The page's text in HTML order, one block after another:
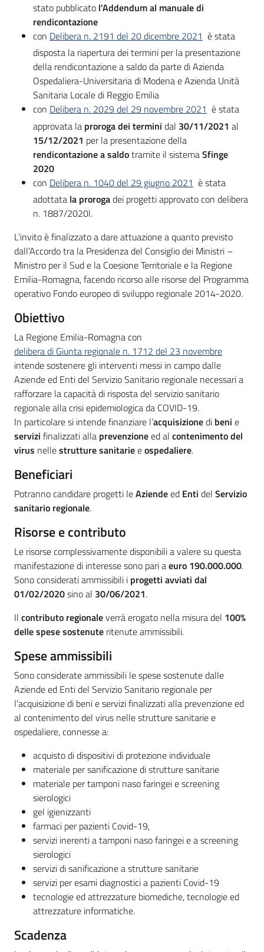
stato pubblicato l'Addendum al manuale di
rendicontazione
con Delibera n. 2191 del 20 dicembre 2021 è stata
disposta la riapertura dei termini per la presentazione
della rendicontazione a saldo da parte di Azienda
Ospedaliera-Universitaria di Modena e Azienda Unità
Sanitaria Locale di Reggio Emilia
con Delibera n. 2029 del 29 novembre 2021 è stata
approvata la proroga dei termini dal 30/11/2021 al
15/12/2021 per la presentazione della
rendicontazione a saldotramite il sistemaSfinge
2020
con Delibera n. 1040 del 29 giugno 2021 è stata
adottata la prorogadei progetti approvato con delibera
n. 1887/2020l.
L'invito è finalizzato a dare attuazione a quanto previsto
dall’Accordo tra la Presidenza del Consiglio dei Ministri –
Ministro per il Sud e la Coesione Territoriale e la Regione
Emilia-Romagna, facendo ricorso alle risorse del Programma
operativo Fondo europeo di sviluppo regionale 2014-2020.
Obiettivo
La Regione Emilia-Romagna con
delibera di Giunta regionale n. 1712 del 23 novembre
intende sostenere gli interventi messi in campo dalle
Aziende ed Enti del Servizio Sanitario regionale necessari a
rafforzare la capacità di risposta del servizio sanitario
regionale alla crisi epidemiologica da COVID-19.
In particolare si intende finanziare l’acquisizionedi beni e
servizi finalizzati alla prevenzioneed al contenimento del
virus nellestrutture sanitarieeospedaliere.
Beneficiari
Potranno candidare progetti leAziendeed Enti del Servizio
sanitario regionale.
Risorse e contributo
Le risorse complessivamente disponibili a valere su questa
manifestazione di interesse sono pari aeuro 190.000.000.
Sono considerati ammissibili i progetti avviati dal
01/02/2020sino al 30/06/2021.
Il contributo regionaleverrà erogato nella misura del 100%
delle spese sostenute ritenute ammissibili.
Spese ammissibili
Sono considerate ammissibili le spese sostenute dalle
Aziende ed Enti del Servizio Sanitario regionale per
l’acquisizione di beni e servizi finalizzati alla prevenzione ed
al contenimento del virus nelle strutture sanitarie e
ospedaliere, connesse a:
acquisto di dispositivi di protezione individuale
materiale per sanificazione di strutture sanitarie
materiale per tamponi naso faringei e screening
sierologici
gel igienizzanti
farmaci per pazienti Covid-19,
servizi inerenti a tamponi naso faringei e a screening
sierologici
servizi di sanificazione a strutture sanitarie
servizi per esami diagnostici a pazienti Covid-19
tecnologie ed attrezzature biomediche, tecnologie ed
attrezzature informatiche.
Scadenza